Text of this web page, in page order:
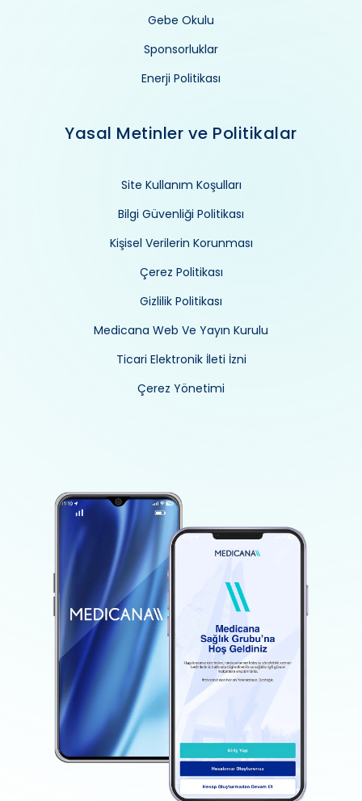
Gebe Okulu
Sponsorluklar
Enerji Politikası
Yasal Metinler ve Politikalar
Site Kullanım Koşulları
Bilgi Güvenliği Politikası
Kişisel Verilerin Korunması
Çerez Politikası
Gizlilik Politikası
Medicana Web Ve Yayın Kurulu
Ticari Elektronik İleti İzni
Çerez Yönetimi